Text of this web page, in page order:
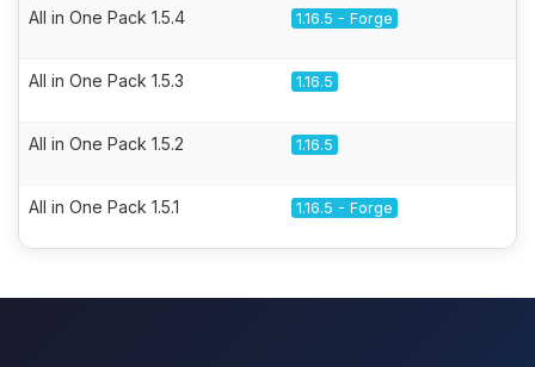
All in One Pack 1.5.4 1.16.5 - Forge
All in One Pack 1.5.3 1.16.5
All in One Pack 1.5.2 1.16.5
All in One Pack 1.5.1 1.16.5 - Forge